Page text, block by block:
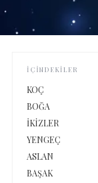
İÇINDEKILER
KOÇ
BOĞA
İKİZLER
YENGEÇ
ASLAN
BAŞAK